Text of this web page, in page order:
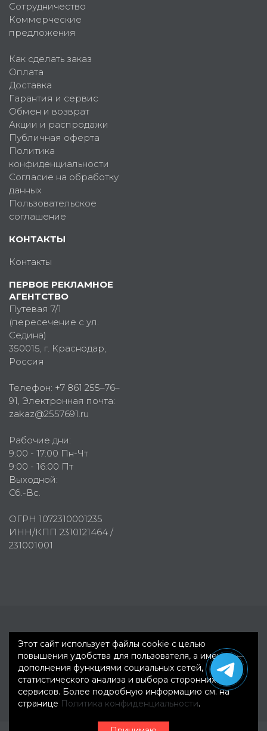
Сотрудничество
Коммерческие
предложения
Как сделать заказ
Оплата
Доставка
Гарантия и сервис
Обмен и возврат
Акции и распродажи
Публичная оферта
Политика
конфиденциальности
Согласие на обработку
данных
Пользовательское
соглашение
КОНТАКТЫ
Контакты
ПЕРВОЕ РЕКЛАМНОЕ
АГЕНТСТВО
Путевая 7/1
(пересечение с ул.
Седина)
350015, г. Краснодар,
Россия
Телефон: +7 861 255–76–
91, Электронная почта:
zakaz@2557691.ru
Рабочие дни:
9:00 - 17:00 Пн-Чт
9:00 - 16:00 Пт
Выходной:
Сб.-Вс.
ОГРН 1072310001235
ИНН/КПП 2310121464 /
231001001
Этот сайт использует файлы cookie с целью
повышения удобства для пользователя, а именно —
дополнения функциями социальных сетей,
статистического анализа и выбора сторонних
сервисов. Более подробную информацию см. на
странице Политика конфиденциальности.